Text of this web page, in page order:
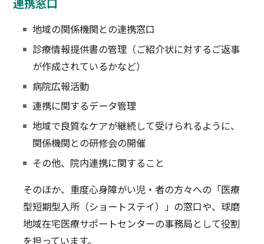
地域の関係機関との連携窓口
診療情報提供書の管理（ご紹介状に対するご返事
が作成されているかなど）
病院広報活動
連携に関するデータ管理
地域で良質なケアが継続して受けられるように、
関係機関との研修会の開催
その他、院内連携に関すること
そのほか、重度心身障がい児・者の方々への「医療
型短期型入所（ショートステイ）」の窓口や、球磨
地域在宅医療サポートセンターの事務局として役割
を担っています。